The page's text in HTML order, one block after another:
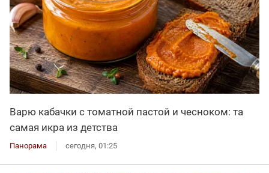
Варю кабачки с томатной пастой и чесноком: та
самая икра из детства
Панорама сегодня, 01:25